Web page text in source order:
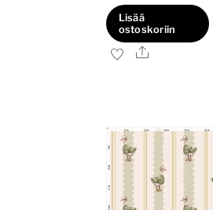
Lisää
ostoskoriin
Ale